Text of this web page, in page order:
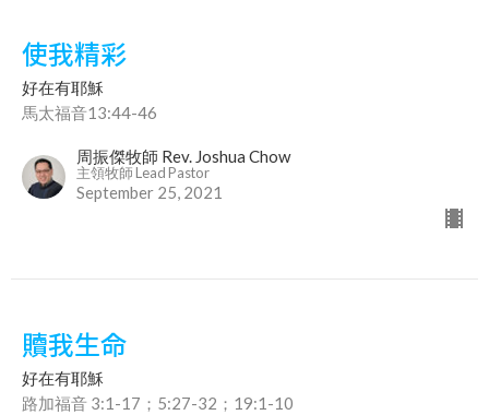
使我精彩
好在有耶穌
馬太福音13:44-46
周振傑牧師 Rev. Joshua Chow
主領牧師 Lead Pastor
September 25, 2021
贖我生命
好在有耶穌
路加福音 3:1-17；5:27-32；19:1-10